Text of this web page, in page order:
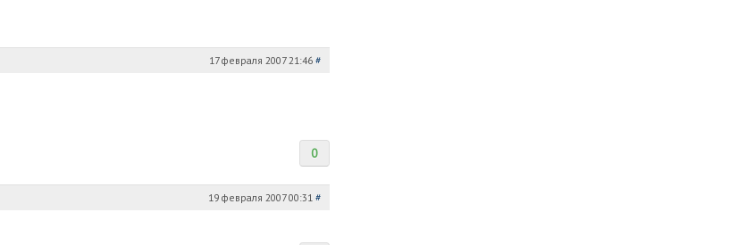
17 февраля 2007 21:46 #
0
19 февраля 2007 00:31 #